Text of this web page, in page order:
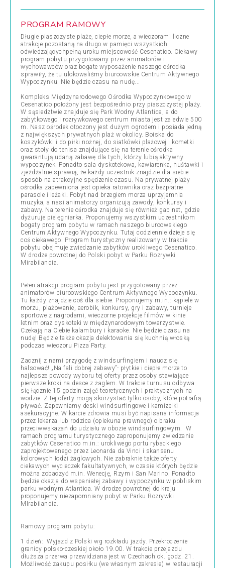
PROGRAM RAMOWY
Długie piaszczyste plaże, ciepłe morze, a wieczorami liczne
atrakcje pozostaną na długo w pamięci wszystkich
odwiedzającychpełną uroku miejscowość Cesenatico. Ciekawy
program pobytu przygotowany przez animatorów i
wychowawców oraz bogate wyposażenie naszego ośrodka
sprawiły, że tu ulokowaliśmy biuroowskie Centrum Aktywnego
Wypoczynku. Nie będzie czasu na nudę...
Kompleks Międzynarodowego Ośrodka Wypoczynkowego w
Cesenatico położony jest bezpośrednio przy piaszczystej plaży.
W sąsiedztwie znajduje się Park Wodny Atlantica, a do
zabytkowego i rozrywkowego centrum miasta jest zaledwie 500
m. Nasz ośrodek otoczony jest dużym ogrodem i posiada jedną
z największych prywatnych plaż w okolicy. Boiska do
koszykówki i do piłki nożnej, do siatkówki plażowej i kometki
oraz stoły do tenisa znajdujące się na terenie ośrodka
gwarantują udaną zabawę dla tych, którzy lubią aktywny
wypoczynek. Ponadto sala dyskotekowa, kawiarenka, huśtawki i
zjeżdżalnie sprawią, że każdy uczestnik znajdzie dla siebie
sposób na atrakcyjne spędzenie czasu. Na prywatnej plaży
ośrodka zapewniona jest opieka ratownika oraz bezpłatne
parasole i leżaki. Pobyt nad brzegiem morza uprzyjemnia
muzyka, a nasi animatorzy organizują zawody, konkursy i
zabawy. Na terenie ośrodka znajduje się również gabinet, gdzie
dyżuruje pielęgniarka. Proponujemy wszystkim uczestnikom
bogaty program pobytu w ramach naszego biuroowskiego
Centrum Aktywnego Wypoczynku. Tutaj codziennie dzieje się
coś ciekawego. Program turystyczny realizowany w trakcie
pobytu obejmuje zwiedzanie zabytków urokliwego Cesenatico.
W drodze powrotnej do Polski pobyt w Parku Rozrywki
Mirabilandia.
Pełen atrakcji program pobytu jest przygotowany przez
animatorów biuroowskiego Centrum Aktywnego Wypoczynku.
Tu każdy znajdzie coś dla siebie. Proponujemy m.in.: kąpiele w
morzu, plażowanie, aerobik, konkursy, gry i zabawy, turnieje
sportowe z nagrodami, wieczorne projekcje filmów w kinie
letnim oraz dyskoteki w międzynarodowym towarzystwie.
Czekają na Ciebie kalambury i karaoke. Nie będzie czasu na
nudę! Będzie także okazja delektowania się kuchnią włoską
podczas wieczoru Pizza Party.
Zacznij z nami przygodę z windsurfingiem i naucz się
halsować! „Na fali dobrej zabawy”- płytkie i ciepłe morze to
najlepsze powody wyboru tej oferty przez osoby stawiające
pierwsze kroki na desce z żaglem. W trakcie turnusu odbywa
się łącznie 15 godzin zajęć teoretycznych i praktycznych na
wodzie. Z tej oferty mogą skorzystać tylko osoby, które potrafią
pływać. Zapewniamy deski windsurfingowe i kamizelki
asekuracyjne. W karcie zdrowia musi być napisana informacja
przez lekarza lub rodzica (opiekuna prawnego) o braku
przeciwwskazań do udziału w obozie windsurfingowym. W
ramach programu turystycznego zaproponujemy zwiedzanie
zabytków Cesenatico m.in.: urokliwego portu rybackiego
zaprojektowanego przez Leonarda da Vinci i skansenu
kolorowych łodzi żaglowych. Nie zabraknie także oferty
ciekawych wycieczek fakultatywnych, w czasie których będzie
można zobaczyć m.in. Wenecję, Rzym i San Marino. Ponadto
będzie okazja do wspaniałej zabawy i wypoczynku w pobliskim
parku wodnym Atlantica. W drodze powrotnej do kraju
proponujemy niezapomniany pobyt w Parku Rozrywki
MIrabilandia.
Ramowy program pobytu:
1 dzień: Wyjazd z Polski wg rozkładu jazdy. Przekroczenie
granicy polsko-czeskiej około 19.00. W trakcie przejazdu
dłuższa przerwa przewidziana jest w Czechach ok. godz. 21.
Możliwość zakupu posiłku (we własnym zakresie) w restauracji